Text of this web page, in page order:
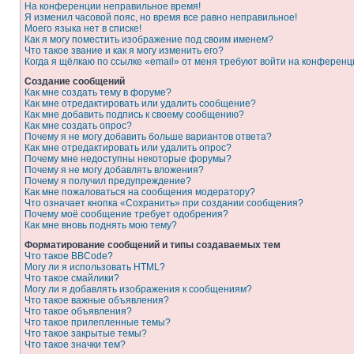
На конференции неправильное время!
Я изменил часовой пояс, но время все равно неправильное!
Моего языка нет в списке!
Как я могу поместить изображение под своим именем?
Что такое звание и как я могу изменить его?
Когда я щёлкаю по ссылке «email» от меня требуют войти на
Создание сообщений
Как мне создать тему в форуме?
Как мне отредактировать или удалить сообщение?
Как мне добавить подпись к своему сообщению?
Как мне создать опрос?
Почему я не могу добавить больше вариантов ответа?
Как мне отредактировать или удалить опрос?
Почему мне недоступны некоторые форумы?
Почему я не могу добавлять вложения?
Почему я получил предупреждение?
Как мне пожаловаться на сообщения модератору?
Что означает кнопка «Сохранить» при создании сообщения?
Почему моё сообщение требует одобрения?
Как мне вновь поднять мою тему?
Форматирование сообщений и типы создаваемых тем
Что такое BBCode?
Могу ли я использовать HTML?
Что такое смайлики?
Могу ли я добавлять изображения к сообщениям?
Что такое важные объявления?
Что такое объявления?
Что такое прилепленные темы?
Что такое закрытые темы?
Что такое значки тем?